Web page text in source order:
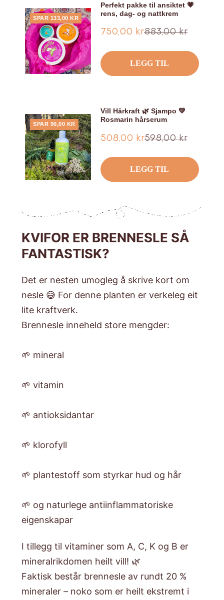
SPAR 133,00 KR
Perfekt pakke til ansiktet 💗
rens, dag- og nattkrem
Tilbud
750,00 krOrdinær
883,00 kr
LEGG TIL
SPAR 90,00 KR
Vill Hårkraft 🌿 Sjampo 💚
Rosmarin hårserum
Tilbud
508,00 krOrdinær
598,00 kr
LEGG TIL
KVIFOR ER BRENNESLE SÅ
FANTASTISK?
Det er nesten umogleg å skrive kort om
nesle 😅 For denne planten er verkeleg eit
lite kraftverk.
Brennesle inneheld store mengder:
🌱 mineral
🌱 vitamin
🌱 antioksidantar
🌱 klorofyll
🌱 plantestoff som styrkar hud og hår
🌱 og naturlege antiinflammatoriske
eigenskapar
I tillegg til vitaminer som A, C, K og B er
mineralrikdomen heilt vill! 🌿
Faktisk består brennesle av rundt 20 %
mineraler – noko som er heilt ekstremt i